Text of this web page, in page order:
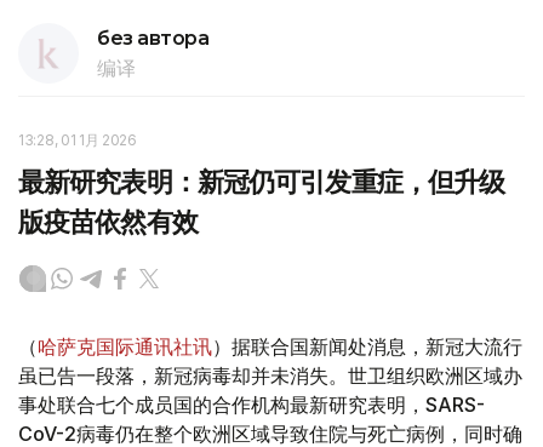
без автора
编译
13:28, 01 1月 2026
最新研究表明：新冠仍可引发重症，但升级
版疫苗依然有效
（哈萨克国际通讯社讯）据联合国新闻处消息，新冠大流行
虽已告一段落，新冠病毒却并未消失。世卫组织欧洲区域办
事处联合七个成员国的合作机构最新研究表明，SARS-
CoV-2病毒仍在整个欧洲区域导致住院与死亡病例，同时确